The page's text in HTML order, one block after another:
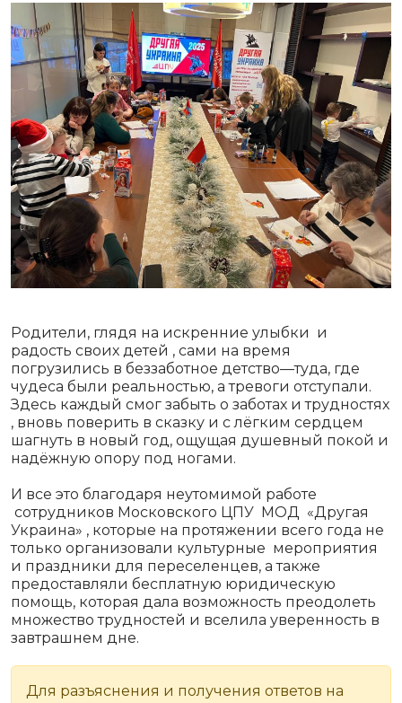
Родители, глядя на искренние улыбки и
радость своих детей , сами на время
погрузились в беззаботное детство—туда, где
чудеса были реальностью, а тревоги отступали.
Здесь каждый смог забыть о заботах и трудностях
, вновь поверить в сказку и с лёгким сердцем
шагнуть в новый год, ощущая душевный покой и
надёжную опору под ногами.
И все это благодаря неутомимой работе
сотрудников Московского ЦПУ МОД «Другая
Украина» , которые на протяжении всего года не
только организовали культурные мероприятия
и праздники для переселенцев, а также
предоставляли бесплатную юридическую
помощь, которая дала возможность преодолеть
множество трудностей и вселила уверенность в
завтрашнем дне.
Для разъяснения и получения ответов на